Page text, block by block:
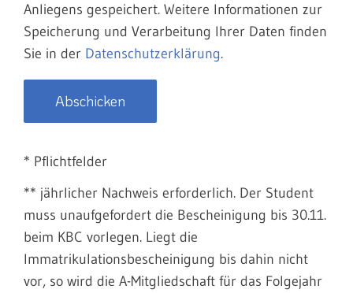
Anliegens gespeichert. Weitere Informationen zur
Speicherung und Verarbeitung Ihrer Daten finden
Sie in der Datenschutzerklärung.
Abschicken
* Pflichtfelder
** jährlicher Nachweis erforderlich. Der Student
muss unaufgefordert die Bescheinigung bis 30.11.
beim KBC vorlegen. Liegt die
Immatrikulationsbescheinigung bis dahin nicht
vor, so wird die A-Mitgliedschaft für das Folgejahr